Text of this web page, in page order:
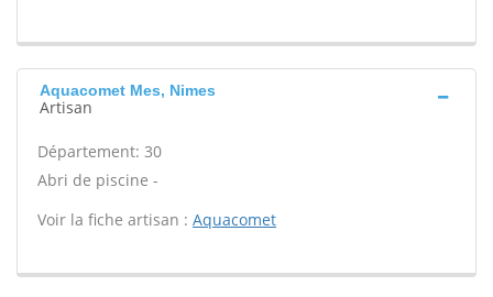
Aquacomet Mes, Nimes
Artisan
Département: 30
Abri de piscine -
Voir la fiche artisan : Aquacomet